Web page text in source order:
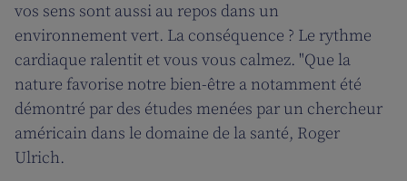
vos sens sont aussi au repos dans un
environnement vert. La conséquence ? Le rythme
cardiaque ralentit et vous vous calmez. "Que la
nature favorise notre bien-être a notamment été
démontré par des études menées par un chercheur
américain dans le domaine de la santé, Roger
Ulrich.